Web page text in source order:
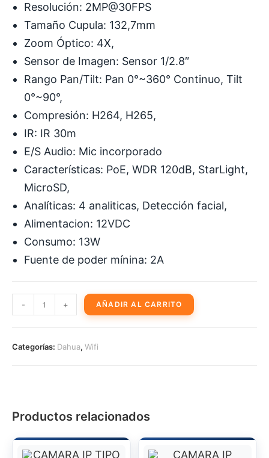
Resolución: 2MP@30FPS
Tamaño Cupula: 132,7mm
Zoom Óptico: 4X,
Sensor de Imagen: Sensor 1/2.8″
Rango Pan/Tilt: Pan 0°~360° Continuo, Tilt
0°~90°,
Compresión: H264, H265,
IR: IR 30m
E/S Audio: Mic incorporado
Características: PoE, WDR 120dB, StarLight,
MicroSD,
Analíticas: 4 analiticas, Detección facial,
Alimentacion: 12VDC
Consumo: 13W
Fuente de poder mínina: 2A
PTZ
2MP
2,7~11MM
WDR
120DB
- + AÑADIR AL CARRITO
Categorías: Dahua, Wifi
Productos relacionados